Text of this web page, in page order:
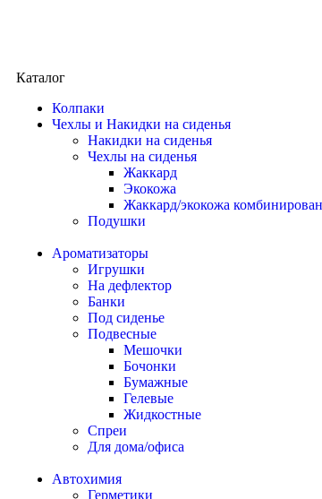
Каталог
Колпаки
Чехлы и Накидки на сиденья
Накидки на сиденья
Чехлы на сиденья
Жаккард
Экокожа
Жаккард/экокожа
Подушки
Ароматизаторы
Игрушки
На дефлектор
Банки
Под сиденье
Подвесные
Мешочки
Бочонки
Бумажные
Гелевые
Жидкостные
Спреи
Для дома/офиса
Автохимия
Герметики